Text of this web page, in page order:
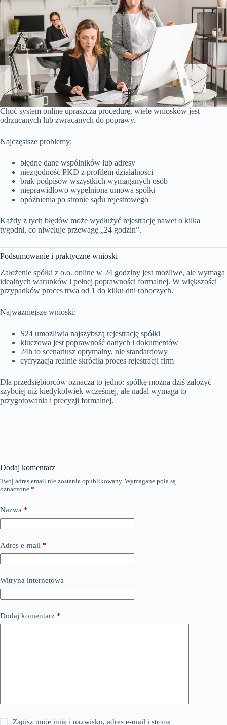
Choć system online upraszcza procedurę, wiele wniosków jest
odrzucanych lub zwracanych do poprawy.
Najczęstsze problemy:
błędne dane wspólników lub adresy
niezgodność PKD z profilem działalności
brak podpisów wszystkich wymaganych osób
nieprawidłowo wypełniona umowa spółki
opóźnienia po stronie sądu rejestrowego
Każdy z tych błędów może wydłużyć rejestrację nawet o kilka
tygodni, co niweluje przewagę „24 godzin”.
Podsumowanie i praktyczne wnioski
Założenie spółki z o.o. online w 24 godziny jest możliwe, ale wymaga
idealnych warunków i pełnej poprawności formalnej. W większości
przypadków proces trwa od 1 do kilku dni roboczych.
Najważniejsze wnioski:
S24 umożliwia najszybszą rejestrację spółki
kluczowa jest poprawność danych i dokumentów
24h to scenariusz optymalny, nie standardowy
cyfryzacja realnie skróciła proces rejestracji firm
Dla przedsiębiorców oznacza to jedno: spółkę można dziś założyć
szybciej niż kiedykolwiek wcześniej, ale nadal wymaga to
przygotowania i precyzji formalnej.
Dodaj komentarz
Twój adres email nie zostanie opublikowany. Wymagane pola są
oznaczone *
Nazwa *
Adres e-mail *
Witryna internetowa
Dodaj komentarz *
Zapisz moje imię i nazwisko, adres e-mail i stronę